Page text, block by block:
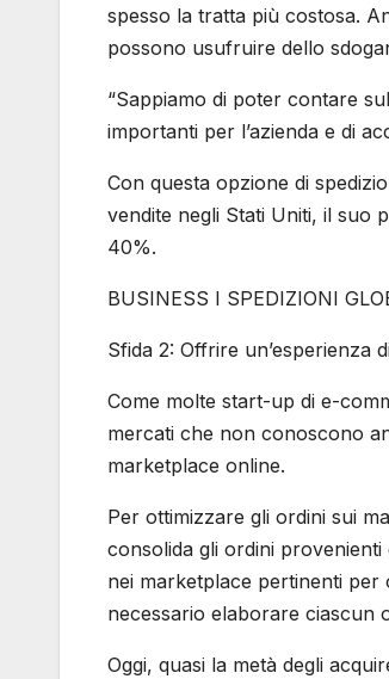
spesso la tratta più costosa.
possono usufruire dello
“Sappiamo di poter contare
importanti per l’azienda e di
Con questa opzione di
vendite negli Stati Uniti, il suo
40%.
BUSINESS I SPEDIZIONI
Sfida 2: Offrire un’esperienza
Come molte start-up di e-
mercati che non conoscono
marketplace online.
Per ottimizzare gli ordini sui
consolida gli ordini
nei marketplace pertinenti per
necessario elaborare ciascun
Oggi, quasi la metà degli